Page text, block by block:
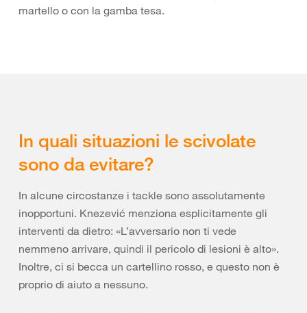
martello o con la gamba tesa.
In quali situazioni le scivolate
sono da evitare?
In alcune circostanze i tackle sono assolutamente
inopportuni. Knezević menziona esplicitamente gli
interventi da dietro: «L’avversario non ti vede
nemmeno arrivare, quindi il pericolo di lesioni è alto».
Inoltre, ci si becca un cartellino rosso, e questo non è
proprio di aiuto a nessuno.